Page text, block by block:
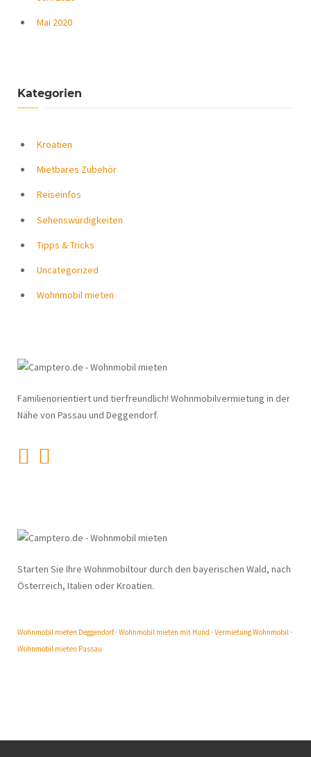
Mai 2020
Kategorien
Kroatien
Mietbares Zubehör
Reiseinfos
Sehenswürdigkeiten
Tipps & Tricks
Uncategorized
Wohnmobil mieten
Familienorientiert und tierfreundlich! Wohnmobilvermietung in der
Nähe von Passau und Deggendorf.
Starten Sie Ihre Wohnmobiltour durch den bayerischen Wald, nach
Österreich, Italien oder Kroatien.
Wohnmobil mieten Deggendorf· Wohnmobil mieten mit Hund · Vermietung Wohnmobil ·
Wohnmobil mieten Passau